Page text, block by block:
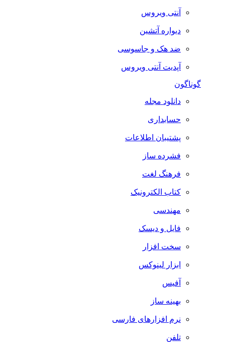
آنتی ویروس
دیواره آتشین
ضد هک و جاسوسی
آپدیت آنتی ویروس
گوناگون
دانلود مجله
حسابداری
پشتیبان اطلاعات
فشرده ساز
فرهنگ لغت
کتاب الکترونیک
مهندسی
فایل و دیسک
سخت افزار
ابزار لینوکس
آفیس
بهینه ساز
نرم افزارهای فارسی
تلفن